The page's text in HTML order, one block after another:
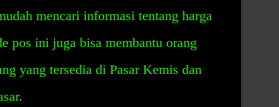
mencari informasi tentang harga
pos ini juga bisa membantu orang
yang tersedia di Pasar Kemis dan